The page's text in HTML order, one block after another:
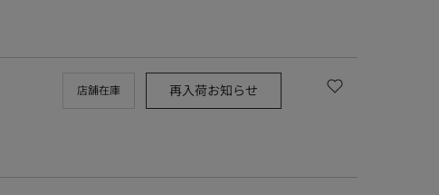
店舗在庫 再入荷お知らせ